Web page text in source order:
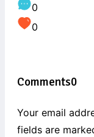
0
0
Comments0
Your email
fields are